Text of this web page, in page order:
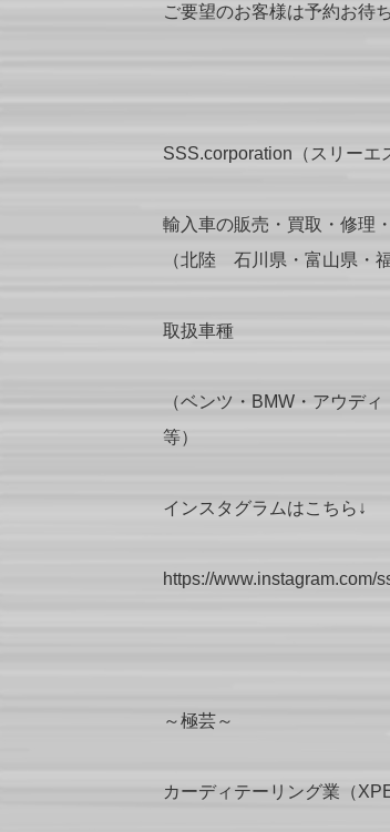
ご要望のお客様は予約お待
SSS.corporation（スリーエ
輸入車の販売・買取・修理
（北陸 石川県・富山県・
取扱車種
（ベンツ・BMW・アウデ
等）
インスタグラムはこちら↓
https://www.instagram.com/
～極芸～
カーディテーリング業（